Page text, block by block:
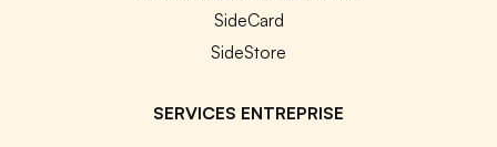
SideCard
SideStore
SERVICES ENTREPRISE